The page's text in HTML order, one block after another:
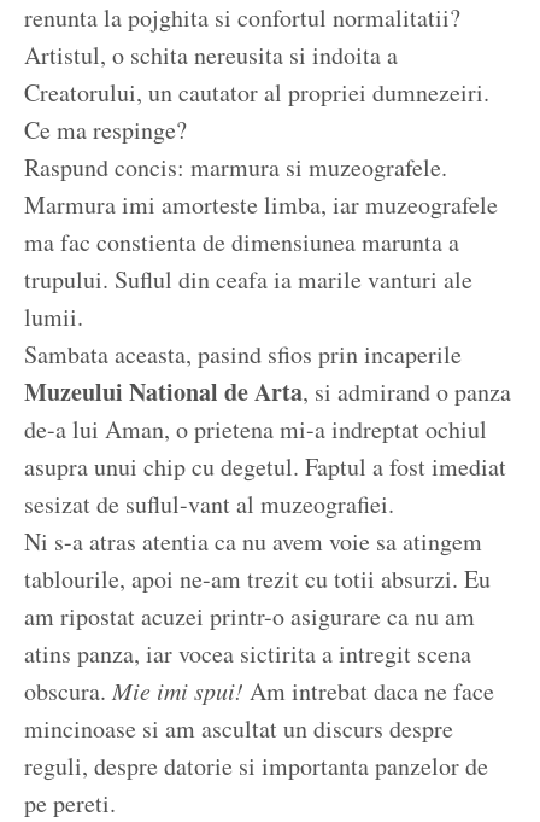
renunta la pojghita si confortul normalitatii?
Artistul, o schita nereusita si indoita a
Creatorului, un cautator al propriei dumnezeiri.
Ce ma respinge?
Raspund concis: marmura si muzeografele.
Marmura imi amorteste limba, iar muzeografele
ma fac constienta de dimensiunea marunta a
trupului. Suflul din ceafa ia marile vanturi ale
lumii.
Sambata aceasta, pasind sfios prin incaperile
Muzeului National de Arta, si admirand o panza
de-a lui Aman, o prietena mi-a indreptat ochiul
asupra unui chip cu degetul. Faptul a fost imediat
sesizat de suflul-vant al muzeografiei.
Ni s-a atras atentia ca nu avem voie sa atingem
tablourile, apoi ne-am trezit cu totii absurzi. Eu
am ripostat acuzei printr-o asigurare ca nu am
atins panza, iar vocea sictirita a intregit scena
obscura. Mie imi spui! Am intrebat daca ne face
mincinoase si am ascultat un discurs despre
reguli, despre datorie si importanta panzelor de
pe pereti.